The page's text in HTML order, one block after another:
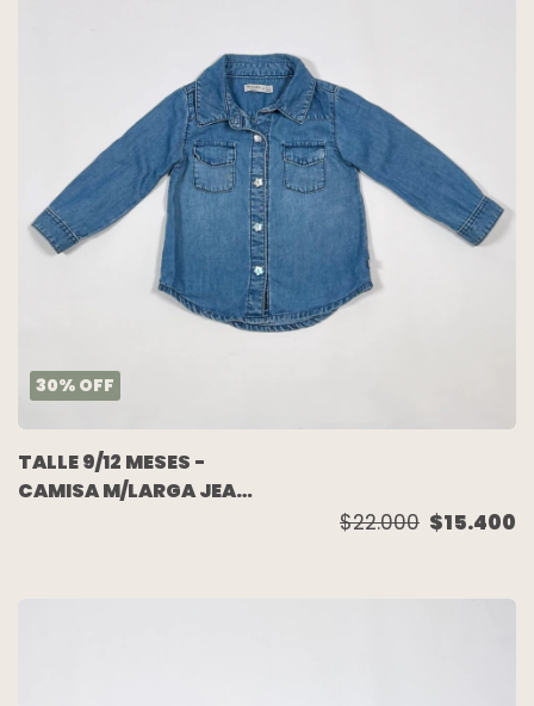
30% OFF
TALLE 9/12 MESES -
CAMISA M/LARGA JEAN
$22.000 $15.400